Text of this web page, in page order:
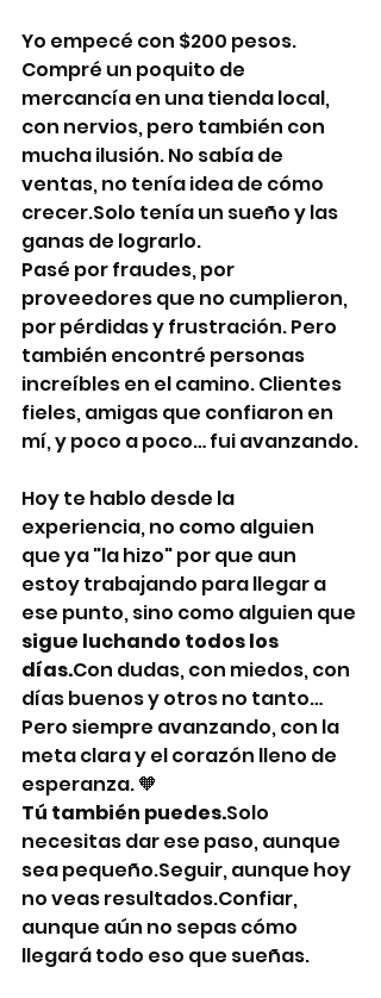
Yo empecé con $200 pesos.
Compré un poquito de
mercancía en una tienda local,
con nervios, pero también con
mucha ilusión. No sabía de
ventas, no tenía idea de cómo
crecer.Solo tenía un sueño y las
ganas de lograrlo.
Pasé por fraudes, por
proveedores que no cumplieron,
por pérdidas y frustración. Pero
también encontré personas
increíbles en el camino. Clientes
fieles, amigas que confiaron en
mí, y poco a poco… fui avanzando.
Hoy te hablo desde la
experiencia, no como alguien
que ya "la hizo" por que aun
estoy trabajando para llegar a
ese punto, sino como alguien que
sigue luchando todos los
días.Con dudas, con miedos, con
días buenos y otros no tanto…
Pero siempre avanzando, con la
meta clara y el corazón lleno de
esperanza. 🧡
Tú también puedes.Solo
necesitas dar ese paso, aunque
sea pequeño.Seguir, aunque hoy
no veas resultados.Confiar,
aunque aún no sepas cómo
llegará todo eso que sueñas.